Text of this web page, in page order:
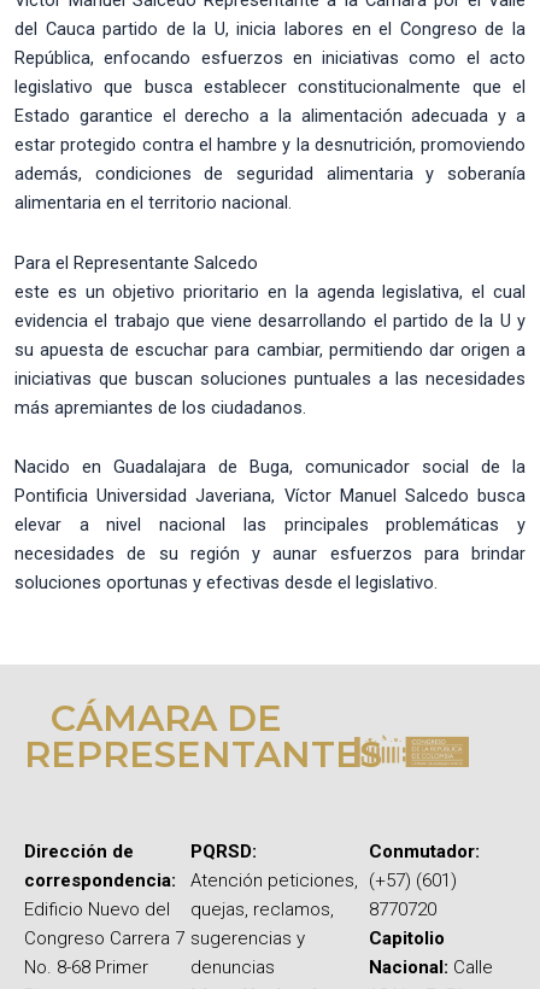
del Cauca partido de la U, inicia labores en el Congreso de la
República, enfocando esfuerzos en iniciativas como el acto
legislativo que busca establecer constitucionalmente que el
Estado garantice el derecho a la alimentación adecuada y a
estar protegido contra el hambre y la desnutrición, promoviendo
además, condiciones de seguridad alimentaria y soberanía
alimentaria en el territorio nacional.
Para el Representante Salcedo
este es un objetivo prioritario en la agenda legislativa, el cual
evidencia el trabajo que viene desarrollando el partido de la U y
su apuesta de escuchar para cambiar, permitiendo dar origen a
iniciativas que buscan soluciones puntuales a las necesidades
más apremiantes de los ciudadanos.
Nacido en Guadalajara de Buga, comunicador social de la
Pontificia Universidad Javeriana, Víctor Manuel Salcedo busca
elevar a nivel nacional las principales problemáticas y
necesidades de su región y aunar esfuerzos para brindar
soluciones oportunas y efectivas desde el legislativo.
CÁMARA DE
REPRESENTANTES
Dirección de
correspondencia:
Edificio Nuevo del
Congreso Carrera 7
No. 8-68 Primer
PQRSD:
Atención peticiones,
quejas, reclamos,
sugerencias y
denuncias
Conmutador:
(+57) (601)
8770720
Capitolio
Nacional: Calle